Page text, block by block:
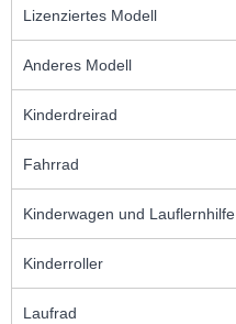
Lizenziertes Modell
Anderes Modell
Kinderdreirad
Fahrrad
Kinderwagen und Lauflernhilfe
Kinderroller
Laufrad